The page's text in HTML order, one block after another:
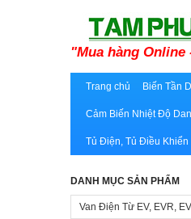
"Mua hàng
Trang chủ Biến Tần
Cảm Biến Nhiệt Độ
Tủ Điện, Tủ Điều Khiển
DANH MỤC SẢN PHẨM
Van Điện Từ EV, EVR,